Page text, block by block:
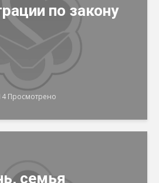
по закону
Просмотрено
семья